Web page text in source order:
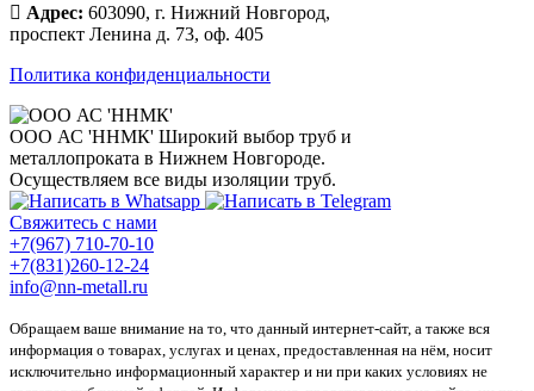
Адрес: 603090, г. Нижний Новгород,
проспект Ленина д. 73, оф. 405
Политика конфиденциальности
ООО АС 'ННМК' Широкий выбор труб и
металлопроката в Нижнем Новгороде.
Осуществляем все виды изоляции труб.
Свяжитесь с нами
+7(967) 710-70-10
+7(831)260-12-24
info@nn-metall.ru
Обращаем ваше внимание на то, что данный интернет-сайт, а также вся
информация о товарах, услугах и ценах, предоставленная на нём, носит
исключительно информационный характер и ни при каких условиях не